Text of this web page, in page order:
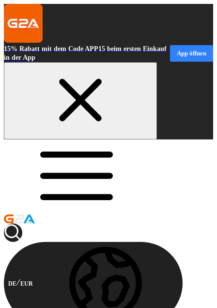
15% Rabatt mit dem Code APP15 beim ersten Einkauf
in der App
App öffnen
DE EUR